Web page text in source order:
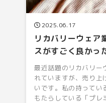
2025.06.17
リカバリーウェア
スがすごく良かっ
最近話題のリカバリー
れていますが、売り上
いです。私の持ってい
もたらしている「プレ